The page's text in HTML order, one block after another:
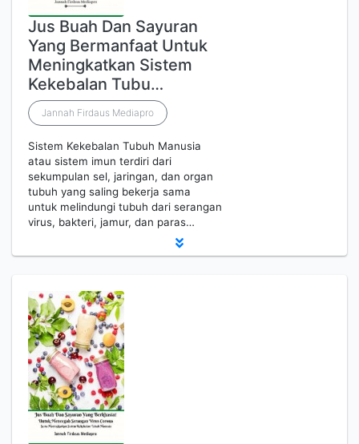
Jus Buah Dan Sayuran
Yang Bermanfaat Untuk
Meningkatkan Sistem
Kekebalan Tubu…
Jannah Firdaus Mediapro
Sistem Kekebalan Tubuh Manusia
atau sistem imun terdiri dari
sekumpulan sel, jaringan, dan organ
tubuh yang saling bekerja sama
untuk melindungi tubuh dari serangan
virus, bakteri, jamur, dan paras…